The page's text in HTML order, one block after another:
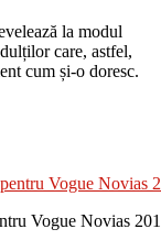
la modul
care, astfel,
cum și-o doresc.
Vogue Novias